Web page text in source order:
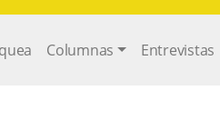
Columnas Entrevistas